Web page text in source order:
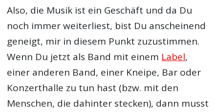
Also, die Musik ist ein Geschäft und da Du
noch immer weiterliest, bist Du anscheinend
geneigt, mir in diesem Punkt zuzustimmen.
Wenn Du jetzt als Band mit einem Label,
einer anderen Band, einer Kneipe, Bar oder
Konzerthalle zu tun hast (bzw. mit den
Menschen, die dahinter stecken), dann musst